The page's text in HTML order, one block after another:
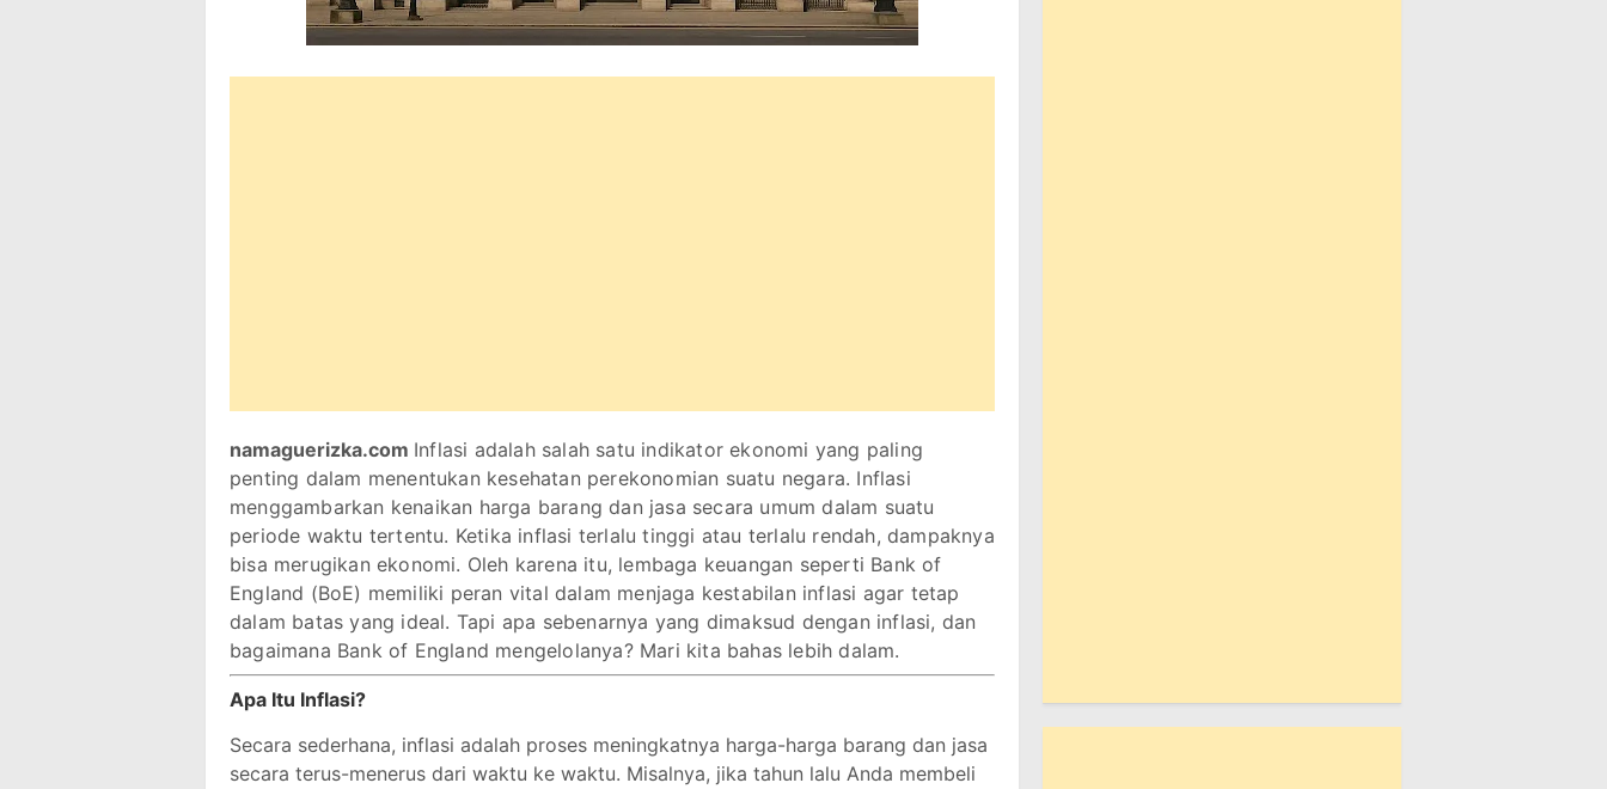
namaguerizka.com Inflasi adalah salah satu indikator ekonomi yang paling
penting dalam menentukan kesehatan perekonomian suatu negara. Inflasi
menggambarkan kenaikan harga barang dan jasa secara umum dalam suatu
periode waktu tertentu. Ketika inflasi terlalu tinggi atau terlalu rendah, dampaknya
bisa merugikan ekonomi. Oleh karena itu, lembaga keuangan seperti Bank of
England (BoE) memiliki peran vital dalam menjaga kestabilan inflasi agar tetap
dalam batas yang ideal. Tapi apa sebenarnya yang dimaksud dengan inflasi, dan
bagaimana Bank of England mengelolanya? Mari kita bahas lebih dalam.
Apa Itu Inflasi?
Secara sederhana, inflasi adalah proses meningkatnya harga-harga barang dan jasa
secara terus-menerus dari waktu ke waktu. Misalnya, jika tahun lalu Anda membeli